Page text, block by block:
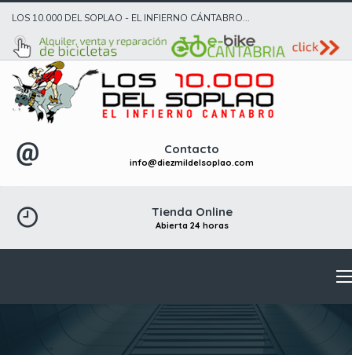
LOS 10.000 DEL SOPLAO - EL INFIERNO CÁNTABRO...
Contacto
info@diezmildelsoplao.com
Tienda Online
Abierta 24 horas